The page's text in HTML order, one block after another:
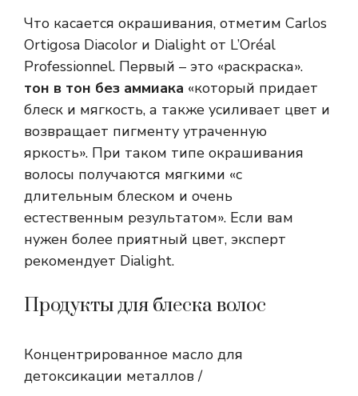
Что касается окрашивания, отметим Carlos
Ortigosa Diacolor и Dialight от L’Oréal
Professionnel. Первый – это «раскраска».
тон в тон без аммиака «который придает
блеск и мягкость, а также усиливает цвет и
возвращает пигменту утраченную
яркость». При таком типе окрашивания
волосы получаются мягкими «с
длительным блеском и очень
естественным результатом». Если вам
нужен более приятный цвет, эксперт
рекомендует Dialight.
Продукты для блеска волос
Концентрированное масло для
детоксикации металлов /